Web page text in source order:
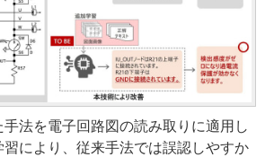
法を電子回路図の読み取りに適用し
により、従来手法では誤認しやすか